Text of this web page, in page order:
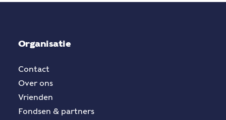
Organisatie
Contact
Over ons
Vrienden
Fondsen & partners